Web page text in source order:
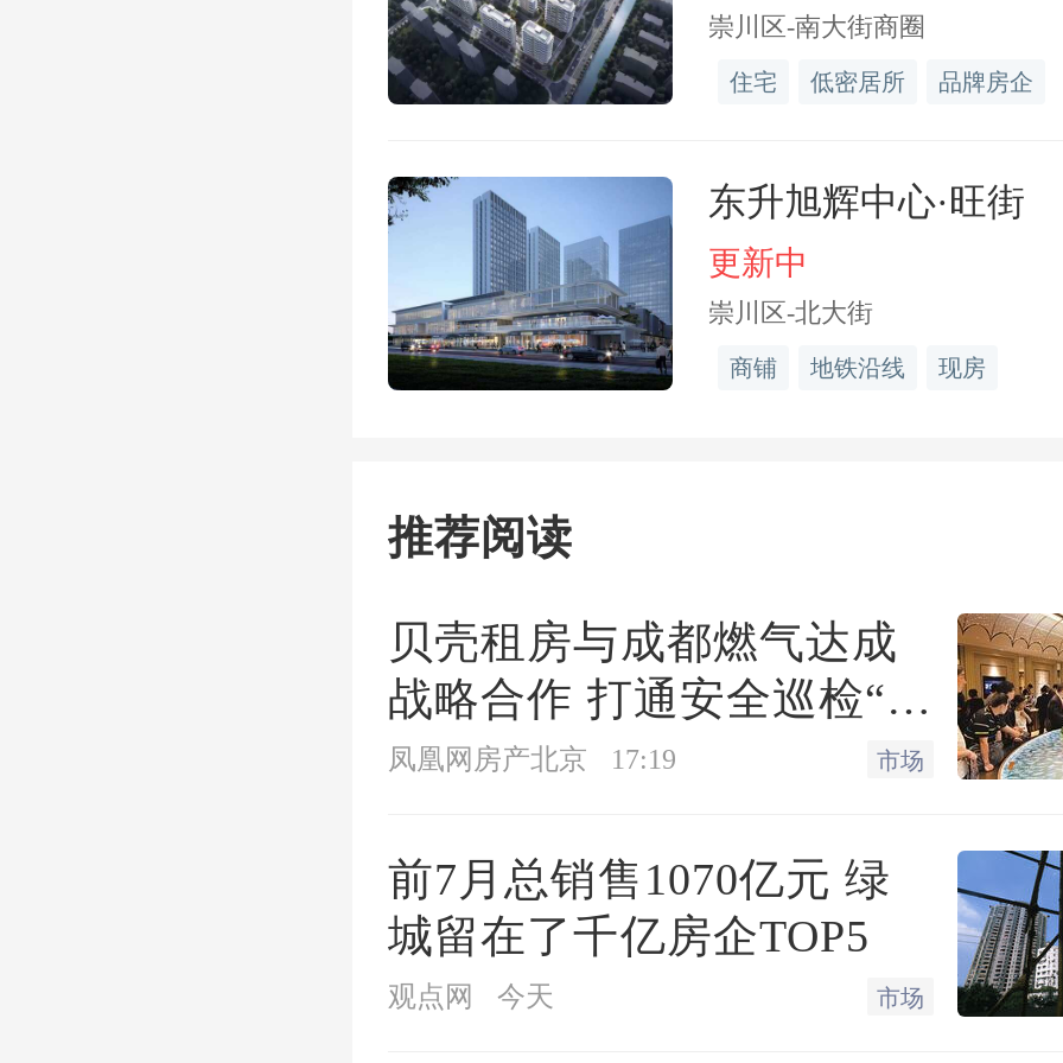
磨，在这一夜，终于照进现实。
可游 可赏 可居
一场隐逸生活的超前预演
如果仅将隐川安澜视作一个寻
片土地上的雄心。
发布会上，设计师提出“造逸”
织” 的跃迁，一场从“物理社区”向“
同体”的升华。
崇川区-南大街商圈
住宅 低密居所 品牌房企
东升旭辉中心·旺街
更新中
崇川区-北大街
商铺 地铁沿线 现房
推荐阅读
贝壳租房与成都燃气达成
战略合作 打通安全巡检“最
后一米”
凤凰网房产北京 17:19 市场
前7月总销售1070亿元 绿
城留在了千亿房企TOP5
观点网 今天 市场